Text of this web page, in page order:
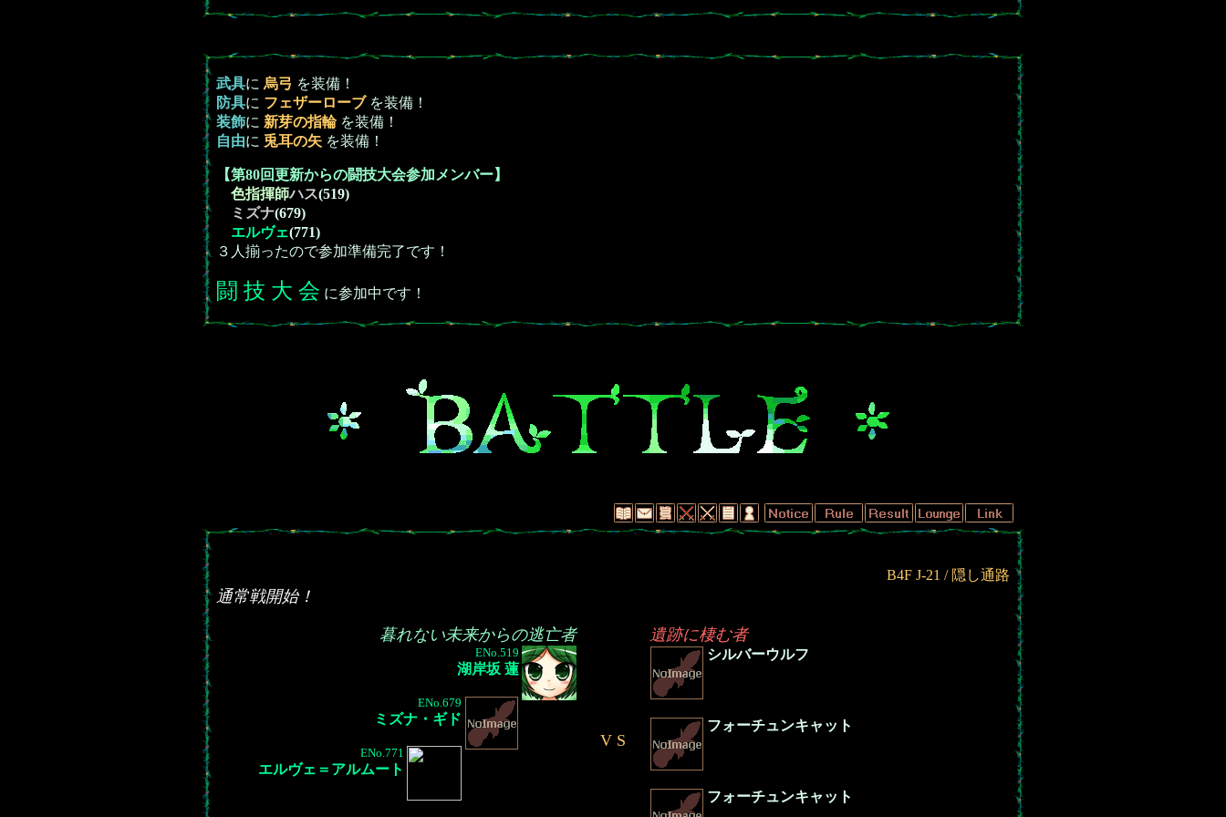
武具に 烏弓 を装備！
防具に フェザーローブを装備！
装飾に 新芽の指輪を装備！
自由に 兎耳の矢 を装備！
【第80回更新からの闘技大会参加メンバー】
色指揮師ハス(519)
ミズナ(679)
エルヴェ(771)
３人揃ったので参加準備完了です！
闘 技 大 会 に参加中です！
B4F J-21 / 隠し通路
通常戦開始！
暮れない未来からの逃亡者
ENo.519
湖岸坂 蓮
ENo.679
ミズナ・ギド
ENo.771
エルヴェ＝アルムート
V S
遺跡に棲む者
シルバーウルフ
フォーチュンキャット
フォーチュンキャット